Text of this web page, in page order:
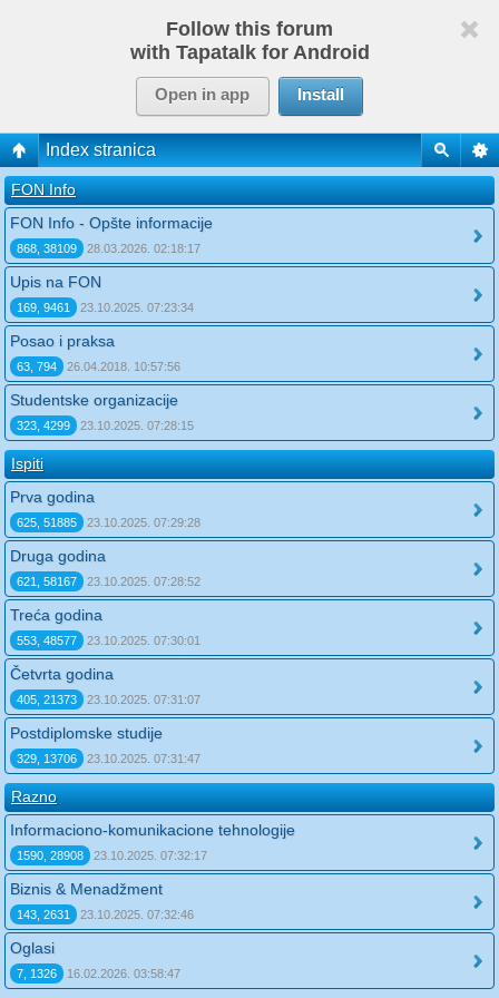
Follow this forum
with Tapatalk for Android
Open in app Install
Index stranica
FON Info
FON Info - Opšte informacije
868, 38109 28.03.2026. 02:18:17
Upis na FON
169, 9461 23.10.2025. 07:23:34
Posao i praksa
63, 794 26.04.2018. 10:57:56
Studentske organizacije
323, 4299 23.10.2025. 07:28:15
Ispiti
Prva godina
625, 51885 23.10.2025. 07:29:28
Druga godina
621, 58167 23.10.2025. 07:28:52
Treća godina
553, 48577 23.10.2025. 07:30:01
Četvrta godina
405, 21373 23.10.2025. 07:31:07
Postdiplomske studije
329, 13706 23.10.2025. 07:31:47
Razno
Informaciono-komunikacione tehnologije
1590, 28908 23.10.2025. 07:32:17
Biznis & Menadžment
143, 2631 23.10.2025. 07:32:46
Oglasi
7, 1326 16.02.2026. 03:58:47